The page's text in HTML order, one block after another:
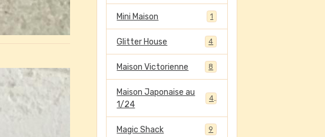
Mini Maison 1
Glitter House 4
Maison Victorienne 8
Maison Japonaise au
1/24
4
Magic Shack 9